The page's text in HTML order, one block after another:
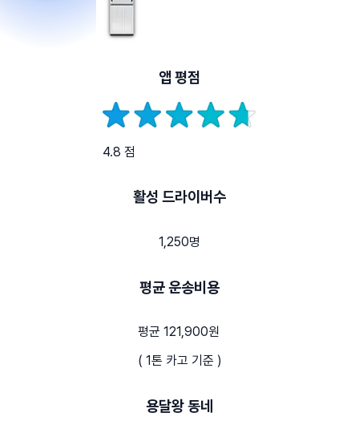
앱 평점
4.8 점
활성 드라이버수
1,250명
평균 운송비용
평균 121,900원
( 1톤 카고 기준 )
용달왕 동네